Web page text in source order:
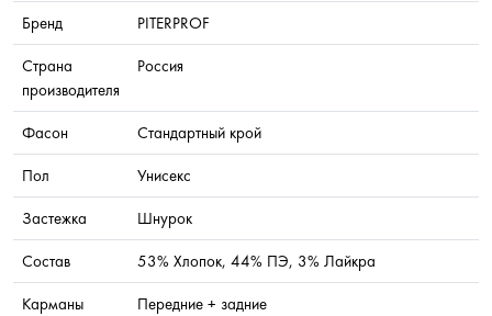
Бренд
PITERPROF
Страна
производителя
Россия
Фасон
Стандартный крой
Пол
Унисекс
Застежка
Шнурок
Состав
53% Хлопок, 44% ПЭ, 3% Лайкра
Карманы
Передние + задние